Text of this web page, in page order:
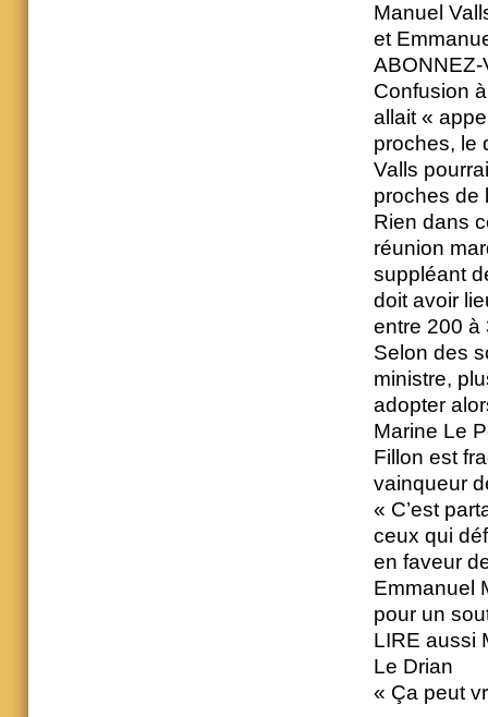
Manuel
et
ABONNEZ-
Confusion
allait «
proches, le
Valls
proches de
Rien dans
réunion
suppléant
doit avoir
entre 200 à
Selon des
ministre,
adopter
Marine Le
Fillon est
vainqueur
« C’est
ceux qui
en faveur
Emmanuel
pour un
LIRE aussi
Le Drian
« Ça peut